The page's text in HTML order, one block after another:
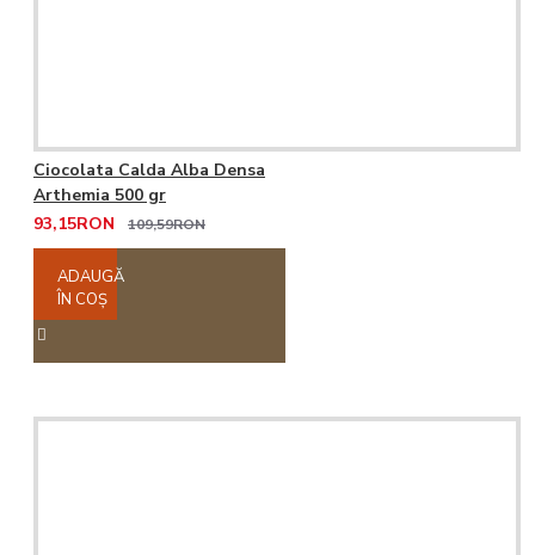
Ciocolata Calda Alba Densa
Arthemia 500 gr
93,15RON
109,59RON
ADAUGĂ
ÎN COŞ